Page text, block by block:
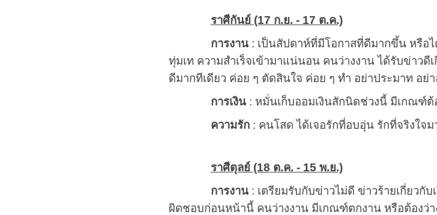
ราศีกันย์ (17 ก.ย. - 17 ต.ค.)
การงาน: เป็นสัปดาห์ที่มีโอกาสที่ดีมากขึ้น หรือ
ทุ่มเท ความสำเร็จเข้ามาแน่นอน คนว่างงาน ได้รับข่าวดี
ดีมากทีเดียว ค่อย ๆ ตัดสินใจ ค่อย ๆ ทำ อย่าประมาท อย่
การเงิน: หมั่นเก็บออมเงินสักนิดช่วงนี้ มีเกณฑ์
ความรัก: คนโสด ได้เจอรักที่อบอุ่น รักที่จริงใจ
ราศีตุลย์ (18 ต.ค. - 15 พ.ย.)
การงาน: เตรียมรับกับข่าวไม่ดี ข่าวร้ายเกี่ยวกับ
ผิดชอบก่อนหน้านี้ คนว่างงาน มีเกณฑ์ตกงาน หรือต้องว่า